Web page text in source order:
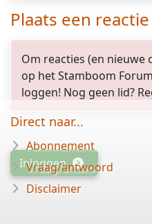
Plaats een reactie
Om reacties (en nieuwe
op het Stamboom
loggen! Nog geen lid?
Inloggen
Direct naar...
Abonnement
Vraag/antwoord
Disclaimer